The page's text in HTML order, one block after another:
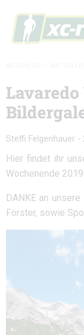
Steffi Felgenhauer -
Hier findet ihr
Wochenende 2019
DANKE an
Förster, sowie